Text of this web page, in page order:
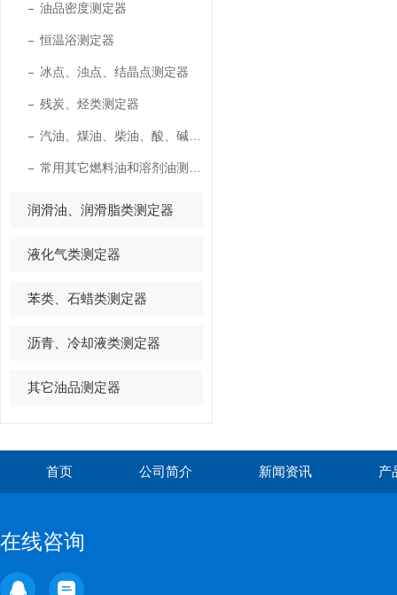
油品密度测定器
恒温浴测定器
冰点、浊点、结晶点测定器
残炭、烃类测定器
润滑油、润滑脂类测定器
液化气类测定器
苯类、石蜡类测定器
沥青、冷却液类测定器
其它油品测定器
首页 公司简介 新闻资讯 产
在线咨询